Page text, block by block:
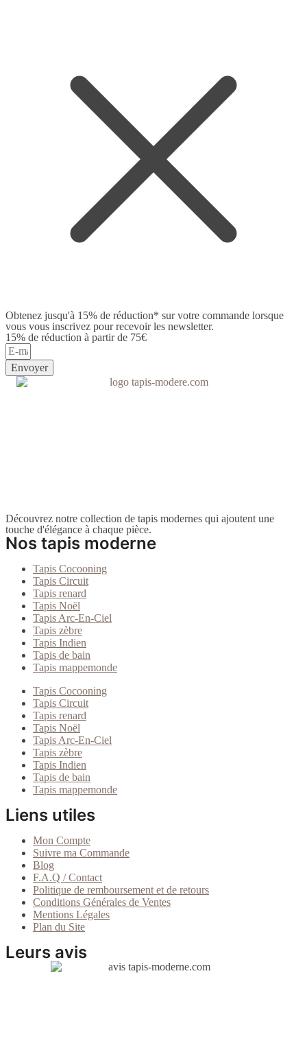
Obtenez jusqu'à 15% de réduction* sur votre commande lorsque
vous vous inscrivez pour recevoir les newsletter.
15% de réduction à partir de 75€
Envoyer
Découvrez notre collection de tapis modernes qui ajoutent une
touche d'élégance à chaque pièce.
Nos tapis moderne
Tapis Cocooning
Tapis Circuit
Tapis renard
Tapis Noël
Tapis Arc-En-Ciel
Tapis zèbre
Tapis Indien
Tapis de bain
Tapis mappemonde
Tapis Cocooning
Tapis Circuit
Tapis renard
Tapis Noël
Tapis Arc-En-Ciel
Tapis zèbre
Tapis Indien
Tapis de bain
Tapis mappemonde
Liens utiles
Mon Compte
Suivre ma Commande
Blog
F.A.Q / Contact
Politique de remboursement et de retours
Conditions Générales de Ventes
Mentions Légales
Plan du Site
Leurs avis